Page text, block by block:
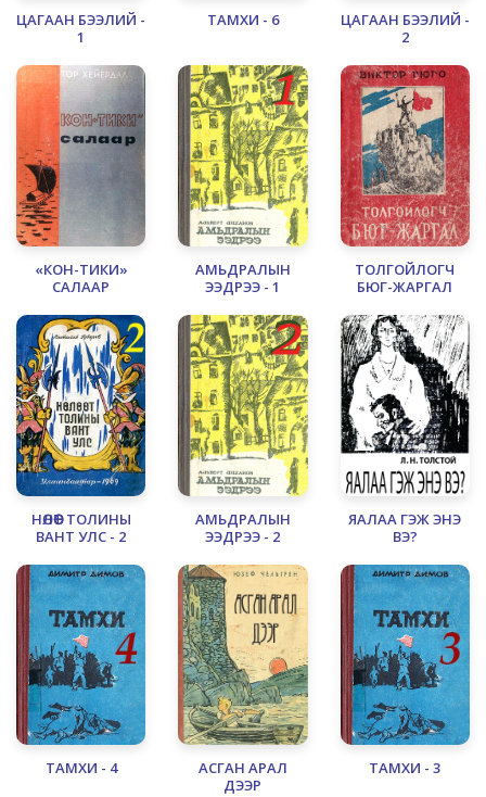
ЦАГААН БЭЭЛИЙ -
1
ТАМХИ - 6
ЦАГААН БЭЭЛИЙ -
2
«КОН-ТИКИ»
САЛААР
АМЬДРАЛЫН
ЭЭДРЭЭ - 1
ТОЛГОЙЛОГЧ
БЮГ-ЖАРГАЛ
НӨЛӨӨТ ТОЛИНЫ
ВАНТ УЛС - 2
АМЬДРАЛЫН
ЭЭДРЭЭ - 2
ЯАЛАА ГЭЖ ЭНЭ
ВЭ?
ТАМХИ - 4
АСГАН АРАЛ
ДЭЭР
ТАМХИ - 3